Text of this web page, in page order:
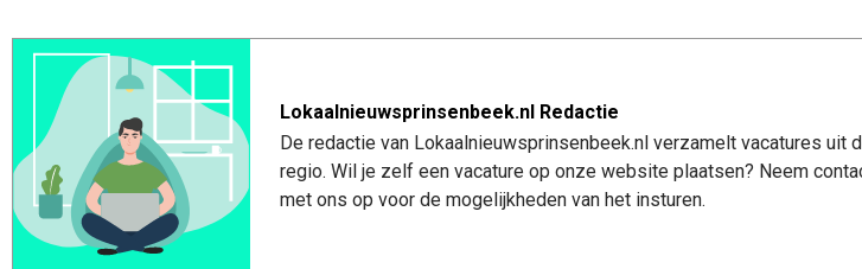
Lokaalnieuwsprinsenbeek.nl Redactie
De redactie van Lokaalnieuwsprinsenbeek.nl verzamelt vacatures uit
regio. Wil je zelf een vacature op onze website plaatsen? Neem
met ons op voor de mogelijkheden van het insturen.